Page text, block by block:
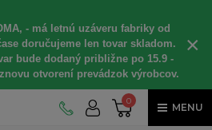
- má letnú uzáveru fabriky od
doručujeme len tovar skladom.
bude dodaný približne po 15.9 -
otvorení prevádzok výrobcov.
×
0
MENU